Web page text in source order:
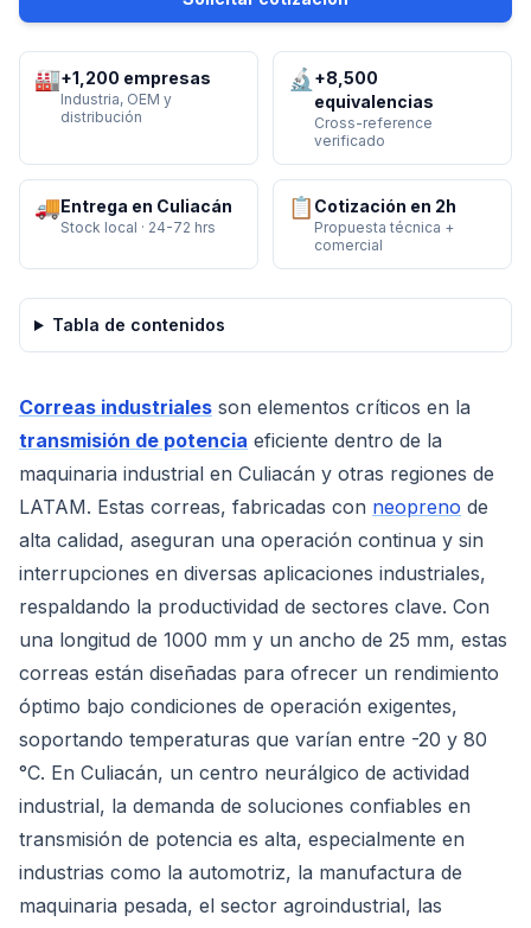
🏭+1,200 empresas
Industria, OEM y
distribución
🔬 +8,500
equivalencias
Cross-reference
verificado
🚚Entrega en Culiacán
Stock local · 24-72 hrs
📋 Cotización en 2h
Propuesta técnica +
comercial
Tabla de contenidos
Correas industriales son elementos críticos en la
transmisión de potencia eficiente dentro de la
maquinaria industrial en Culiacán y otras regiones de
LATAM. Estas correas, fabricadas con neopreno de
alta calidad, aseguran una operación continua y sin
interrupciones en diversas aplicaciones industriales,
respaldando la productividad de sectores clave. Con
una longitud de 1000 mm y un ancho de 25 mm, estas
correas están diseñadas para ofrecer un rendimiento
óptimo bajo condiciones de operación exigentes,
soportando temperaturas que varían entre -20 y 80
°C. En Culiacán, un centro neurálgico de actividad
industrial, la demanda de soluciones confiables en
transmisión de potencia es alta, especialmente en
industrias como la automotriz, la manufactura de
maquinaria pesada, el sector agroindustrial, las